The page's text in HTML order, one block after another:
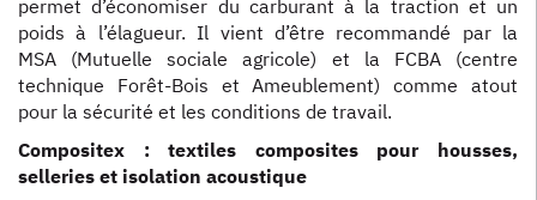
permet d’économiser du carburant à la traction et un
poids à l’élagueur. Il vient d’être recommandé par la
MSA (Mutuelle sociale agricole) et la FCBA (centre
technique Forêt-Bois et Ameublement) comme atout
pour la sécurité et les conditions de travail.
Compositex : textiles composites pour housses,
selleries et isolation acoustique